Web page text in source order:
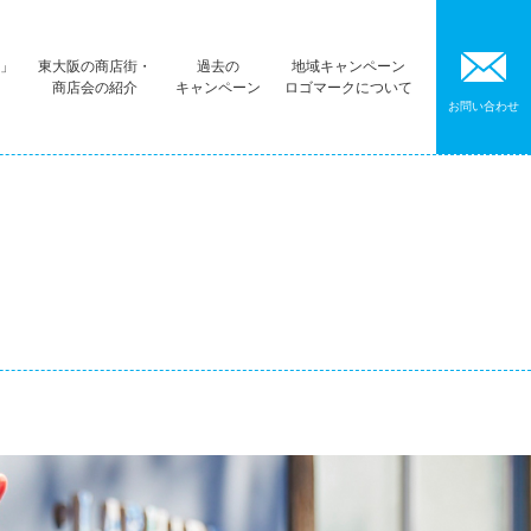
東大阪の商店街・
商店会の紹介
過去の
キャンペーン
地域キャンペーン
ロゴマークについて
お問い合わせ